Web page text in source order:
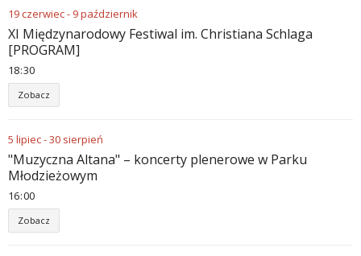
19czerwiec- 9październik
XI Międzynarodowy Festiwal im. Christiana Schlaga
[PROGRAM]
18:30
Zobacz
5 lipiec-30 sierpień
"Muzyczna Altana" – koncerty plenerowe w Parku
Młodzieżowym
16:00
Zobacz